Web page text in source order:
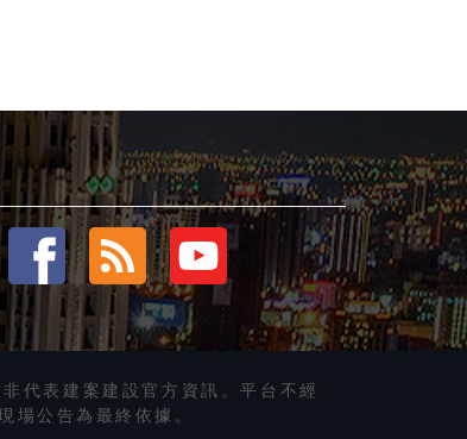
代表建案建設官方資訊。平台不經
公告為最終依據。